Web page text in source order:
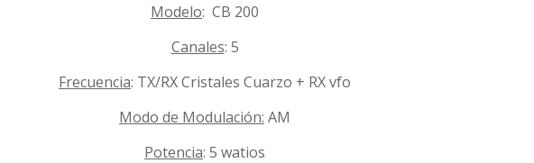
Modelo: CB 200
Canales: 5
Frecuencia: TX/RX Cristales Cuarzo + RX vfo
Modo de Modulación: AM
Potencia: 5 watios